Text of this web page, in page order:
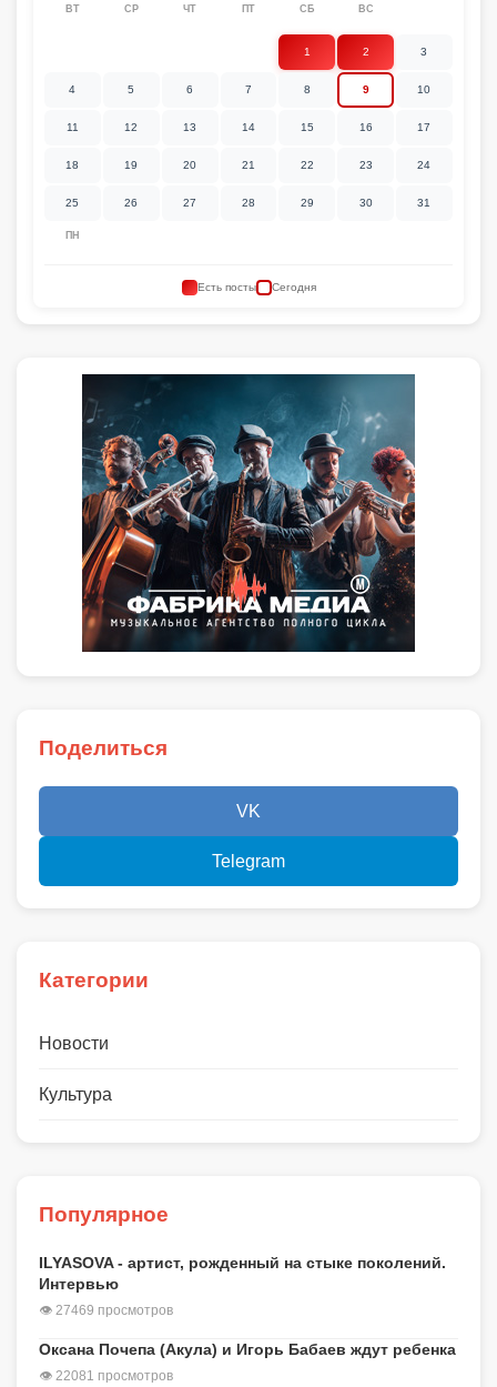
ПН
ВТ СР ЧТ ПТ СБ ВС
1 2 3
4 5 6 7 8 9 10
11 12 13 14 15 16 17
18 19 20 21 22 23 24
25 26 27 28 29 30 31
Есть посты Сегодня
Поделиться
VK
Telegram
Категории
Новости
Культура
Популярное
ILYASOVA - артист, рожденный на стыке поколений.
Интервью
👁 27469 просмотров
Оксана Почепа (Акула) и Игорь Бабаев ждут ребенка
👁 22081 просмотров